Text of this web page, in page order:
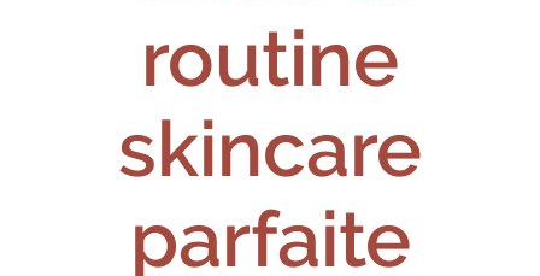
routine
skincare
parfaite